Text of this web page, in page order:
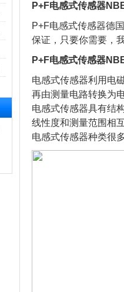
P+F电感式传感器
P+F电感式传感器德
保证，只要你需要，
P+F电感式传感器
电感式传感器利用电
再由测量电路转换为
电感式传感器具有结
线性度和测量范围相
电感式传感器种类很